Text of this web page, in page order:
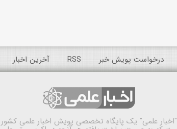
درخواست پویش خبر RSS آخرین اخبار
"اخبار علمی" یک پایگاه تخصصی پویش اخبار علمی کشور